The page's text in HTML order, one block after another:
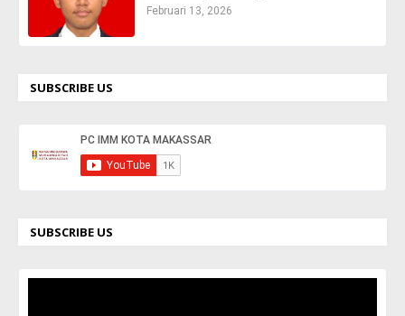
Februari 13, 2026
SUBSCRIBE US
SUBSCRIBE US